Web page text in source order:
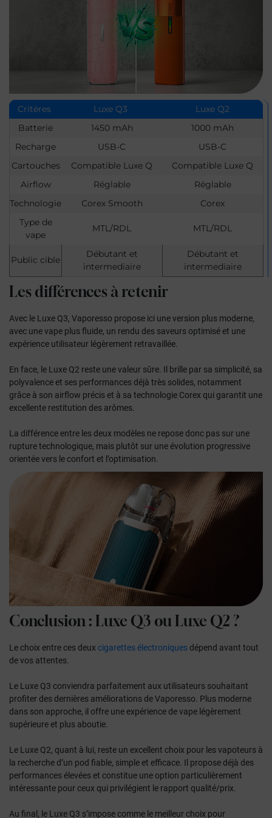
Critères Luxe Q3
Luxe Q2
Batterie
1450 mAh
1000 mAh
Recharge
USB-C
USB-C
Cartouches
Compatible Luxe Q
Compatible Luxe Q
Airflow
Réglable
Réglable
Technologie
Corex Smooth
Corex
Type de
vape
MTL/RDL MTL/RDL
Public cible
Débutant et
intermediaire
Débutant et
intermediaire
Les différences à retenir
Avec le Luxe Q3, Vaporesso propose ici une version plus moderne,
avec une vape plus fluide, un rendu des saveurs optimisé et une
expérience utilisateur légèrement retravaillée.
En face, le Luxe Q2 reste une valeur sûre. Il brille par sa simplicité, sa
polyvalence et ses performances déjà très solides, notamment
grâce à son airflow précis et à sa technologie Corex qui garantit une
excellente restitution des arômes.
La différence entre les deux modèles ne repose donc pas sur une
rupture technologique, mais plutôt sur une évolution progressive
orientée vers le confort et l’optimisation.
Conclusion : Luxe Q3 ou Luxe Q2 ?
Le choix entre ces deux cigarettes électroniques dépend avant tout
de vos attentes.
Le Luxe Q3 conviendra parfaitement aux utilisateurs souhaitant
profiter des dernières améliorations de Vaporesso. Plus moderne
dans son approche, il offre une expérience de vape légèrement
supérieure et plus aboutie.
Le Luxe Q2, quant à lui, reste un excellent choix pour les vapoteurs à
la recherche d’un pod fiable, simple et efficace. Il propose déjà des
performances élevées et constitue une option particulièrement
intéressante pour ceux qui privilégient le rapport qualité/prix.
Au final, le Luxe Q3 s’impose comme le meilleur choix pour